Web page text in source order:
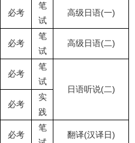
必考
笔
试
高级日语(一)
必考
笔
试
高级日语(二)
必考
笔
试
日语听说(二)
必考
实
践
必考
笔
翻译(汉译日)